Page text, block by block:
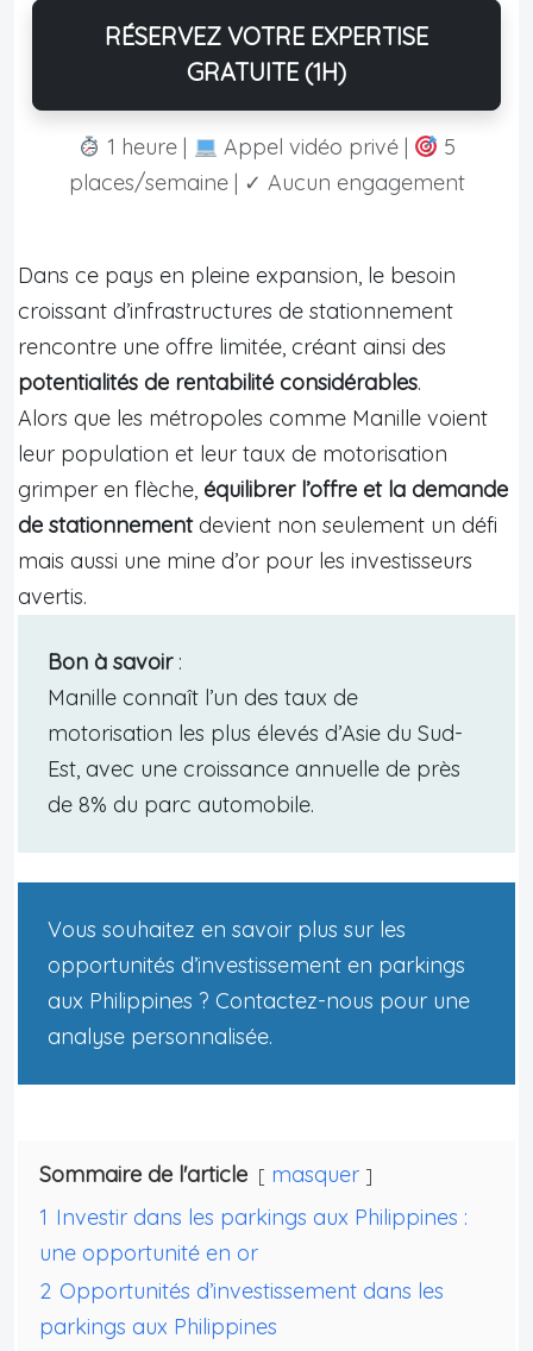
RÉSERVEZ VOTRE EXPERTISE
GRATUITE (1H)
1 heure | Appel vidéo privé |
5
places/semaine | ✓ Aucun engagement
Dans ce pays en pleine expansion, le besoin
croissant d’infrastructures de stationnement
rencontre une offre limitée, créant ainsi des
potentialités de rentabilité considérables.
Alors que les métropoles comme Manille voient
leur population et leur taux de motorisation
grimper en flèche, équilibrer l’offre et la demande
de stationnementdevient non seulement un défi
mais aussi une mine d’or pour les investisseurs
avertis.
Bon à savoir:
Manille connaît l’un des taux de
motorisation les plus élevés d’Asie du Sud-
Est, avec une croissance annuelle de près
de 8% du parc automobile.
Vous souhaitez en savoir plus sur les
opportunités d’investissement en parkings
aux Philippines ? Contactez-nous pour une
analyse personnalisée.
Sommaire de l'article
masquer
1 Investir dans les parkings aux Philippines :
une opportunité en or
2 Opportunités d’investissement dans les
parkings aux Philippines